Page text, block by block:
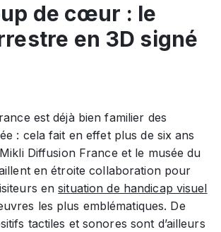
de cœur : le
en 3D signé
est déjà bien familier des
: cela fait en effet plus de six ans
Diffusion France et le musée du
en étroite collaboration pour
ensituation de handicap visuel
les plus emblématiques. De
tactiles et sonores sont d’ailleurs